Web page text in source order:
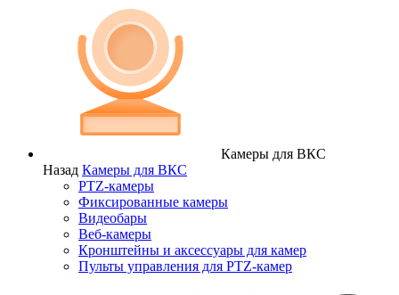
Камеры для ВКС
Назад Камеры для ВКС
PTZ-камеры
Фиксированные камеры
Видеобары
Веб-камеры
Кронштейны и аксессуары для камер
Пульты управления для PTZ-камер